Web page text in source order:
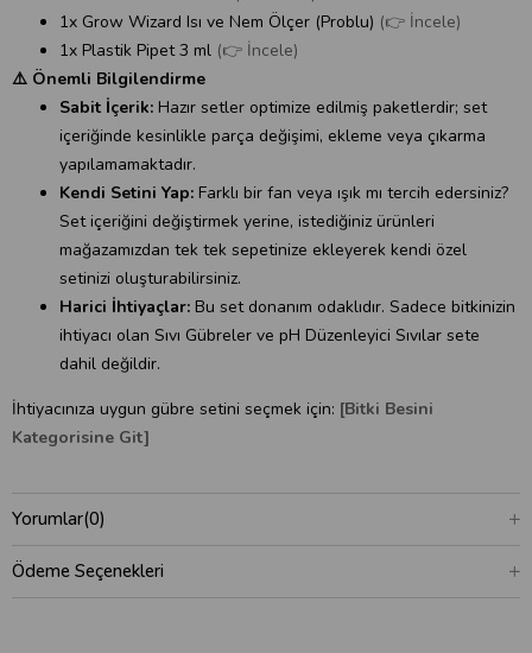
1x Grow Wizard Isı ve Nem Ölçer (Problu) (👉 İncele)
1x Plastik Pipet 3 ml (👉 İncele)
⚠️ Önemli Bilgilendirme
Sabit İçerik: Hazır setler optimize edilmiş paketlerdir; set
içeriğinde kesinlikle parça değişimi, ekleme veya çıkarma
yapılamamaktadır.
Kendi Setini Yap: Farklı bir fan veya ışık mı tercih edersiniz?
Set içeriğini değiştirmek yerine, istediğiniz ürünleri
mağazamızdan tek tek sepetinize ekleyerek kendi özel
setinizi oluşturabilirsiniz.
Harici İhtiyaçlar: Bu set donanım odaklıdır. Sadece bitkinizin
ihtiyacı olan Sıvı Gübreler ve pH Düzenleyici Sıvılar sete
dahil değildir.
İhtiyacınıza uygun gübre setini seçmek için: [Bitki Besini
Kategorisine Git]
Yorumlar(0)
Ödeme Seçenekleri